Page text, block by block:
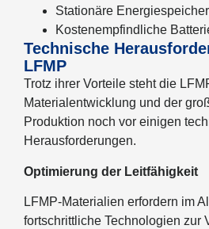
Stationäre
Kostenempfindliche
Technische
LFMP
Trotz ihrer Vorteile steht die
Materialentwicklung und der
Produktion noch vor einigen
Herausforderungen.
Optimierung der Leitfähigkeit
LFMP-Materialien erfordern im
fortschrittliche Technologien zur